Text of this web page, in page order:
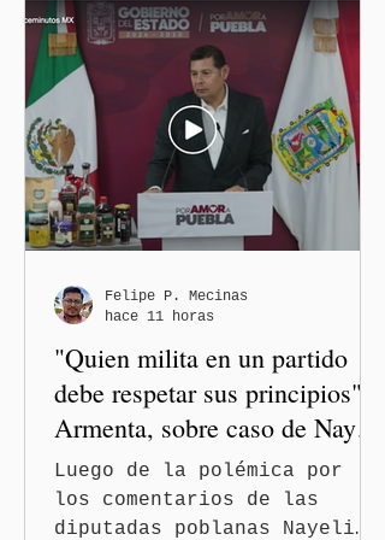
"Quien milita en un partido
debe respetar sus principios":
Armenta, sobre caso de Nayeli
Salvatori y Graciela Palomares
Luego de la polémica por
los comentarios de las
diputadas poblanas Nayeli
Felipe P. Mecinas
hace 11 horas